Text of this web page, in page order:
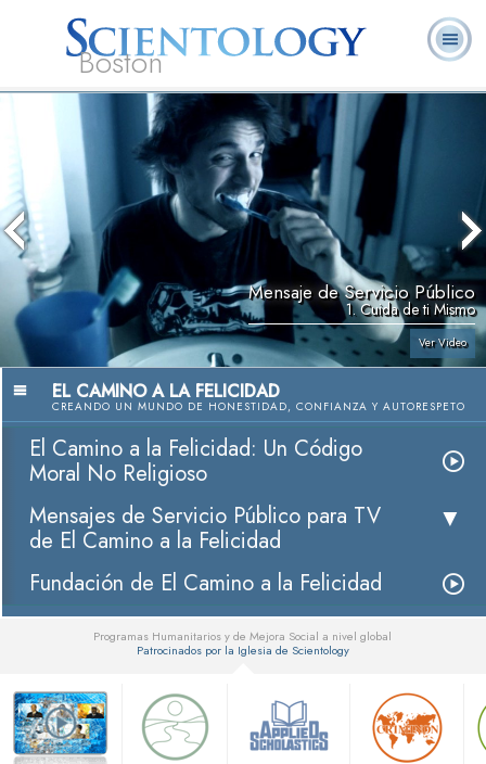
Boston
¿Qué es
Scientology?
Ministros
Voluntarios
Preguntas
Frecuentes
Mensaje de Servicio Público
1. Cuida de ti Mismo
Ver Video
EL CAMINO A LA FELICIDAD
CREANDO UN MUNDO DE HONESTIDAD, CONFIANZA Y AUTORESPETO
El Camino a la Felicidad: Un Código
Moral No Religioso
Mensajes de Servicio Público para TV
de El Camino a la Felicidad
Fundación de El Camino a la Felicidad
Programas Humanitarios y de Mejora Social a nivel global
Patrocinados por la Iglesia de Scientology